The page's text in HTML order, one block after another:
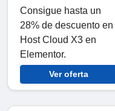
Consigue hasta un
28% de descuento en
Host Cloud X3 en
Elementor.
Ver oferta